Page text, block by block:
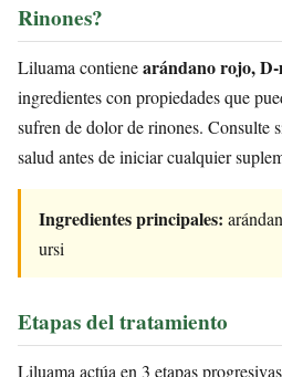
Rinones?
Liluama contienearándano rojo,
ingredientes con propiedades que
sufren de dolor de rinones. Consulte
salud antes de iniciar cualquier
Ingredientes principales:
ursi
Etapas del tratamiento
Liluama actúa en 3 etapas